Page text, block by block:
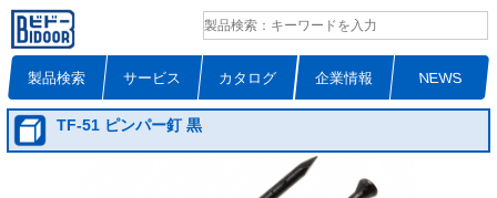
製品検索 サービス カタログ 企業情報 NEWS
TF-51 ピンパー釘 黒